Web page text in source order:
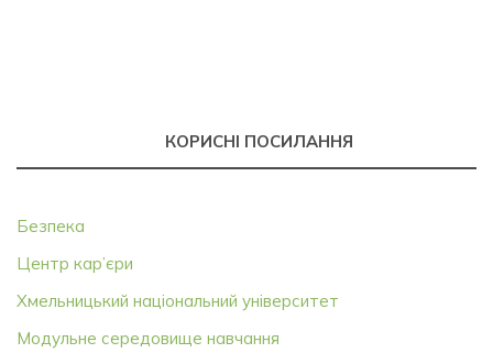
КОРИСНІ ПОСИЛАННЯ
Безпека
Центр кар’єри
Хмельницький національний університет
Модульне середовище навчання